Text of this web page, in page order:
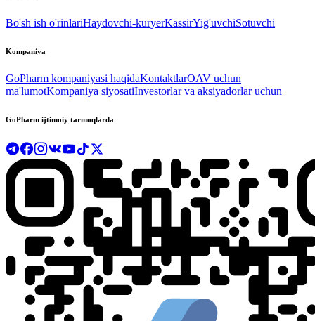
Bo'sh ish o'rinlariHaydovchi-kuryerKassirYig'uvchiSotuvchi
Kompaniya
GoPharm kompaniyasi haqidaKontaktlarOAV uchun
ma'lumotKompaniya siyosatiInvestorlar va aksiyadorlar uchun
GoPharm ijtimoiy tarmoqlarda